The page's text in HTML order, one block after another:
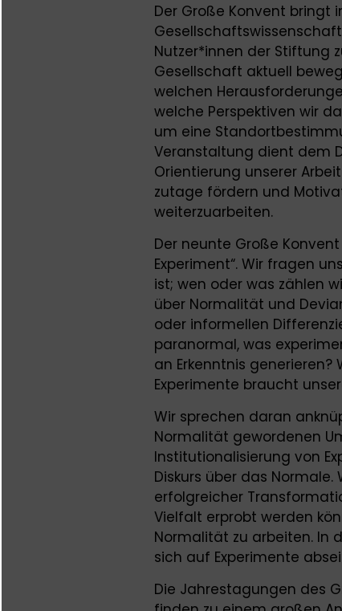
Der Große Konvent bringt
Nutzer*innen der Stiftung
Gesellschaft aktuell
welchen
welche Perspektiven wir
um eine
Veranstaltung dient dem
Orientierung unserer
zutage fördern und
weiterzuarbeiten.
Der neunte Große
Experiment“. Wir fragen
ist; wen oder was zählen
über Normalität und
oder informellen
paranormal, was
an Erkenntnis
Experimente braucht
Wir sprechen daran
Normalität gewordenen
Institutionalisierung von
Diskurs über das Normale.
erfolgreicher
Vielfalt erprobt werden
Normalität zu arbeiten. In
sich auf Experimente
Die Jahrestagungen des